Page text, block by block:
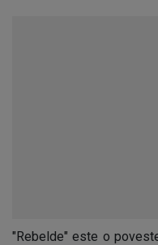
"Rebelde" este o